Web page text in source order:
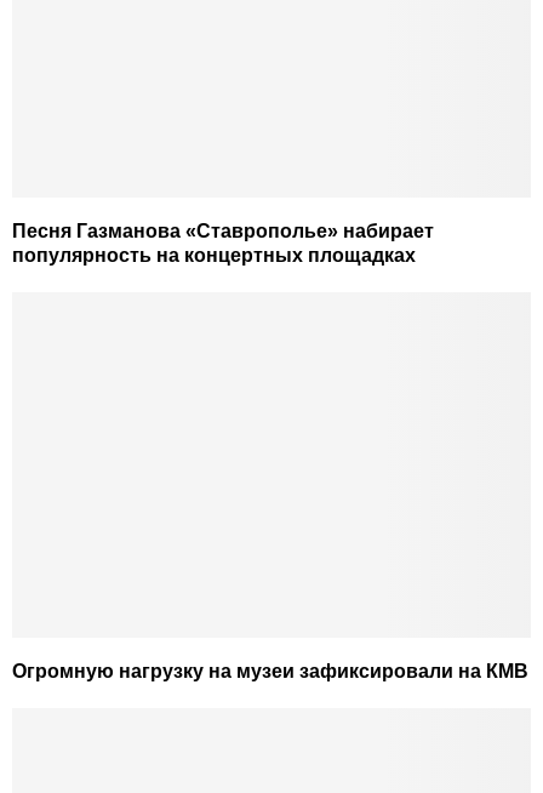
Песня Газманова «Ставрополье» набирает
популярность на концертных площадках
Огромную нагрузку на музеи зафиксировали на КМВ